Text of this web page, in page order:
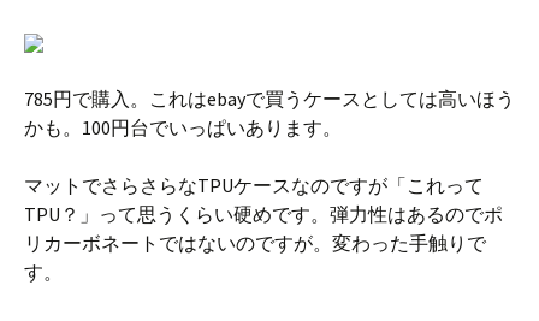
785円で購入。これはebayで買うケースとしては高いほう
かも。100円台でいっぱいあります。
マットでさらさらなTPUケースなのですが「これって
TPU？」って思うくらい硬めです。弾力性はあるのでポ
リカーボネートではないのですが。変わった手触りで
す。